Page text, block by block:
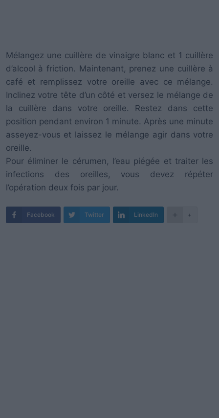
Mélangez une cuillère de vinaigre blanc et 1 cuillère
d’alcool à friction. Maintenant, prenez une cuillère à
café et remplissez votre oreille avec ce mélange.
Inclinez votre tête d’un côté et versez le mélange de
la cuillère dans votre oreille. Restez dans cette
position pendant environ 1 minute. Après une minute
asseyez-vous et laissez le mélange agir dans votre
oreille.
Pour éliminer le cérumen, l’eau piégée et traiter les
infections des oreilles, vous devez répéter
l’opération deux fois par jour.
Facebook Twitter LinkedIn +